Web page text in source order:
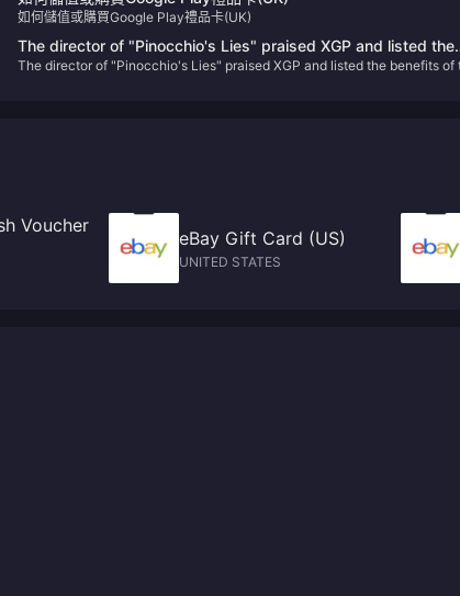
如何儲值或購買Google Play禮品卡(UK)
The director of "Pinocchio's Lies" praised XGP and listed the
benefits of the subscription system.
The director of "Pinocchio's Lies" praised XGP and listed the benefits of
Voucher
eBay Gift Card (US)
UNITED STATES